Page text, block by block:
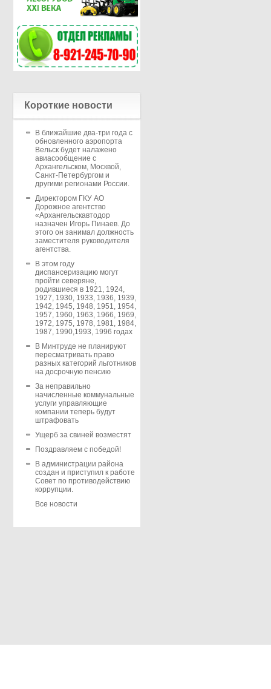
Короткие новости
В ближайшие два-три года с
обновленного аэропорта
Вельск будет налажено
авиасообщение с
Архангельском, Москвой,
Санкт-Петербургом и
другими регионами России.
Директором ГКУ АО
Дорожное агентство
«Архангельскавтодор
назначен Игорь Пинаев. До
этого он занимал должность
заместителя руководителя
агентства.
В этом году
диспансеризацию могут
пройти северяне,
родившиеся в 1921, 1924,
1927, 1930, 1933, 1936, 1939,
1942, 1945, 1948, 1951, 1954,
1957, 1960, 1963, 1966, 1969,
1972, 1975, 1978, 1981, 1984,
1987, 1990,1993, 1996 годах
В Минтруде не планируют
пересматривать право
разных категорий льготников
на досрочную пенсию
За неправильно
начисленные коммунальные
услуги управляющие
компании теперь будут
штрафовать
Ущерб за свиней возместят
Поздравляем с победой!
В администрации района
создан и приступил к работе
Совет по противодействию
коррупции.
Все новости